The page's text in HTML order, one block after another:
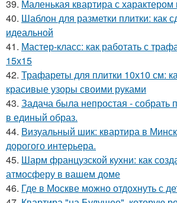
39. Маленькая квартира с характером
40. Шаблон для разметки плитки: как
идеальной
41. Мастер-класс: как работать с
15х15
42. Трафареты для плитки 10х10 см:
красивые узоры своими руками
43. Задача была непростая - собрать
в единый образ.
44. Визуальный шик: квартира в
дорогого интерьера.
45. Шарм французской кухни: как
атмосферу в вашем доме
46. Где в Москве можно отдохнуть с